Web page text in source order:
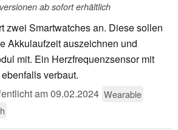
ab sofort erhältlich
zwei Smartwatches an. Diese sollen
Akkulaufzeit auszeichnen und
mit. Ein Herzfrequenzsensor mit
verbaut.
am09.02.2024 Wearable